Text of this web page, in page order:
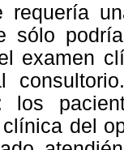
requería
sólo
examen
los
del